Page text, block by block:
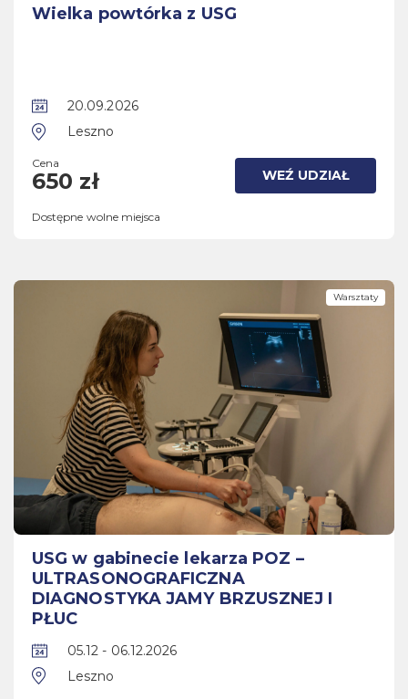
Wielka powtórka z USG
20.09.2026
Leszno
Cena
650 zł WEŹ UDZIAŁ
Dostępne wolne miejsca
Warsztaty
USG w gabinecie lekarza POZ –
ULTRASONOGRAFICZNA
DIAGNOSTYKA JAMY BRZUSZNEJ I
PŁUC
05.12 - 06.12.2026
Leszno